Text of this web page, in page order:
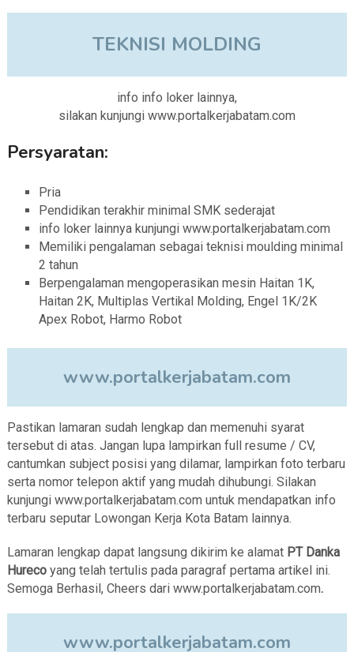
TEKNISI MOLDING
info info loker lainnya,
silakan kunjungi www.portalkerjabatam.com
Persyaratan:
Pria
Pendidikan terakhir minimal SMK sederajat
info loker lainnya kunjungi www.portalkerjabatam.com
Memiliki pengalaman sebagai teknisi moulding minimal
2 tahun
Berpengalaman mengoperasikan mesin Haitan 1K,
Haitan 2K, Multiplas Vertikal Molding, Engel 1K/2K
Apex Robot, Harmo Robot
www.portalkerjabatam.com
Pastikan lamaran sudah lengkap dan memenuhi syarat
tersebut di atas. Jangan lupa lampirkan full resume / CV,
cantumkan subject posisi yang dilamar, lampirkan foto terbaru
serta nomor telepon aktif yang mudah dihubungi. Silakan
kunjungi www.portalkerjabatam.com untuk mendapatkan info
terbaru seputar Lowongan Kerja Kota Batam lainnya.
Lamaran lengkap dapat langsung dikirim ke alamat PT Danka
Hurecoyang telah tertulis pada paragraf pertama artikel ini.
Semoga Berhasil, Cheers dari www.portalkerjabatam.com.
www.portalkerjabatam.com